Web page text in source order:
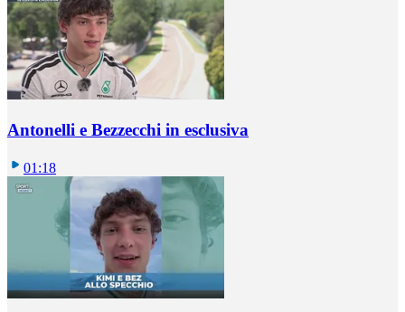
Antonelli e Bezzecchi in esclusiva
01:18